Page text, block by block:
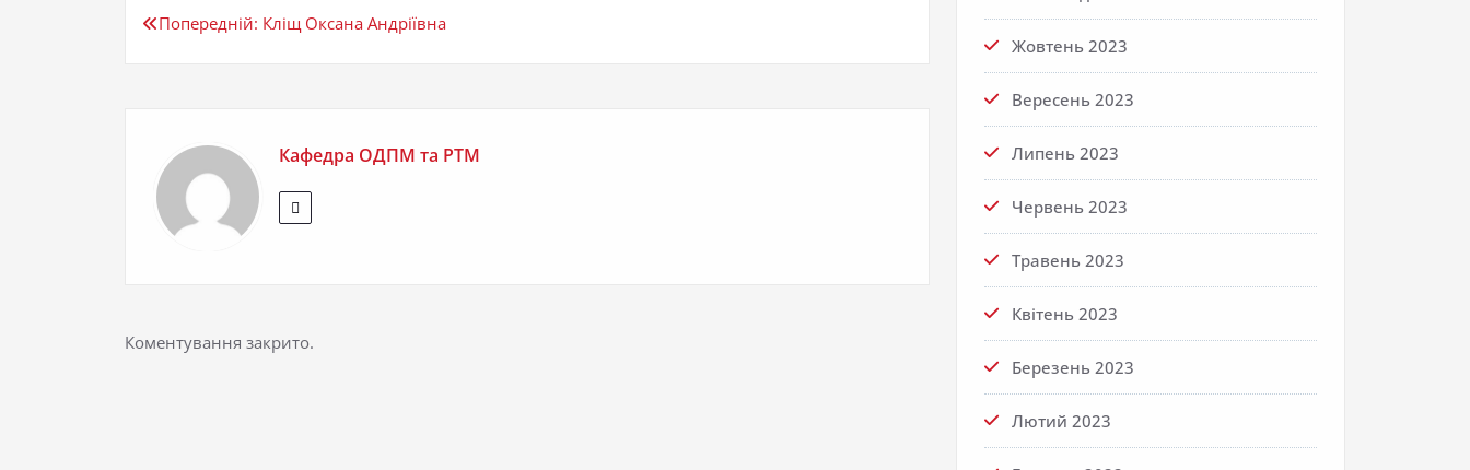
Навігація
Попередній: Кліщ Оксана Андріївна
Кафедра ОДПМ та РТМ
Коментування закрито.
Жовтень 2023
Вересень 2023
Липень 2023
Червень 2023
Травень 2023
Квітень 2023
Березень 2023
Лютий 2023